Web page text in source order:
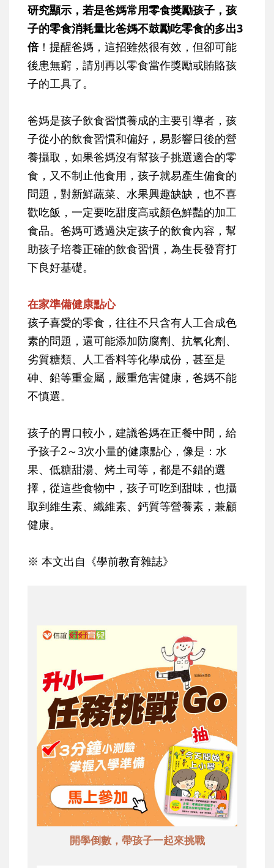
研究顯示，若是爸媽常用零食獎勵孩子，孩
子的零食消耗量比爸媽不鼓勵吃零食的多出3
倍！提醒爸媽，這招雖然很有效，但卻可能
後患無窮，請別再以零食當作獎勵或賄賂孩
子的工具了。
爸媽是孩子飲食習慣養成的主要引導者，孩
子從小的飲食習慣和偏好，易影響日後的營
養攝取，如果爸媽沒有幫孩子挑選適合的零
食，又不制止他食用，孩子就易產生偏食的
問題，對新鮮蔬菜、水果興趣缺缺，也不喜
歡吃飯，一定要吃甜度高或顏色鮮豔的加工
食品。爸媽可透過決定孩子的飲食內容，幫
助孩子培養正確的飲食習慣，為生長發育打
下良好基礎。
在家準備健康點心
孩子喜愛的零食，往往不只含有人工合成色
素的問題，還可能添加防腐劑、抗氧化劑、
劣質糖類、人工香料等化學成份，甚至是
砷、鉛等重金屬，嚴重危害健康，爸媽不能
不慎選。
孩子的胃口較小，建議爸媽在正餐中間，給
予孩子2～3次小量的健康點心，像是：水
果、低糖甜湯、烤土司等，都是不錯的選
擇，從這些食物中，孩子可吃到甜味，也攝
取到維生素、纖維素、鈣質等營養素，兼顧
健康。
※ 本文出自《學前教育雜誌》
開學倒數，帶孩子一起來挑戰